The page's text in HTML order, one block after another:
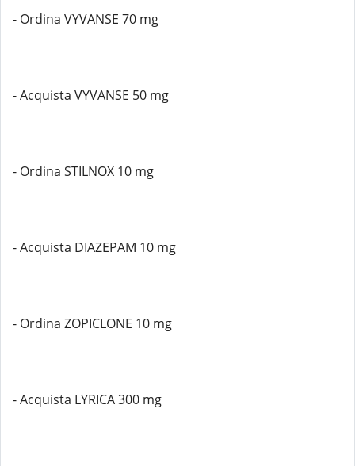
- Ordina VYVANSE 70 mg
- Acquista VYVANSE 50 mg
- Ordina STILNOX 10 mg
- Acquista DIAZEPAM 10 mg
- Ordina ZOPICLONE 10 mg
- Acquista LYRICA 300 mg